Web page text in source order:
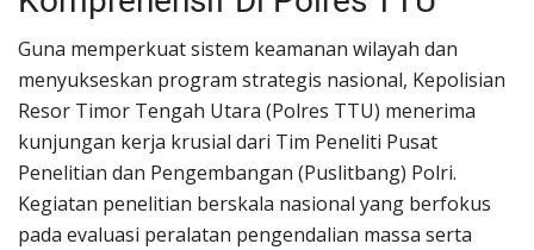
Binkam
Lantas
OPINI
Guna memperkuat sistem keamanan wilayah dan
menyukseskan program strategis nasional, Kepolisian
Resor Timor Tengah Utara (Polres TTU) menerima
kunjungan kerja krusial dari Tim Peneliti Pusat
Penelitian dan Pengembangan (Puslitbang) Polri.
Kegiatan penelitian berskala nasional yang berfokus
pada evaluasi peralatan pengendalian massa serta